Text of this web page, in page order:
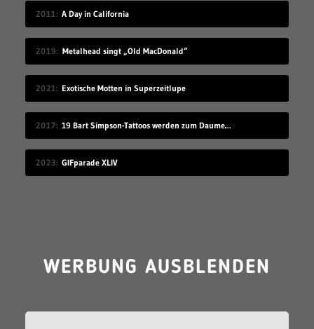
2011 A Day in California
2019 Metalhead singt „Old MacDonald“
2021 Exotische Motten in Superzeitlupe
2017 19 Bart Simpson-Tattoos werden zum Daumenkino
2023 GIFparade XLIV
WERBUNG AUSBLENDEN